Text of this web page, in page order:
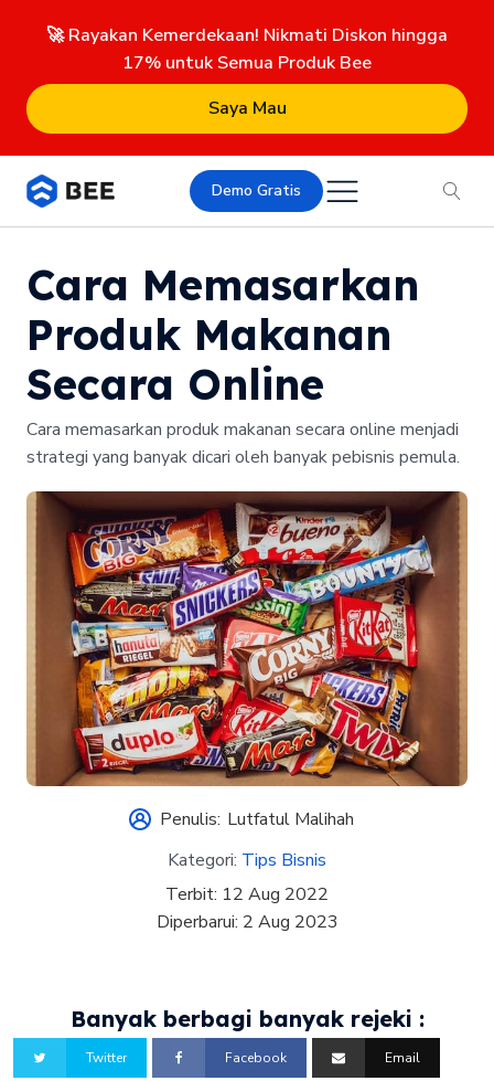
🚀 Rayakan Kemerdekaan! Nikmati Diskon hingga
17% untuk Semua Produk Bee
Saya Mau
Demo Gratis
Cara Memasarkan
Produk Makanan
Secara Online
Cara memasarkan produk makanan secara online menjadi
strategi yang banyak dicari oleh banyak pebisnis pemula.
Penulis: Lutfatul Malihah
Kategori: Tips Bisnis
Terbit: 12 Aug 2022
Diperbarui: 2 Aug 2023
Banyak berbagi banyak rejeki :
Twitter Facebook Email